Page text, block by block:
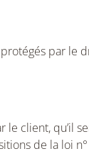
par le
le client, qu’il
de la loi